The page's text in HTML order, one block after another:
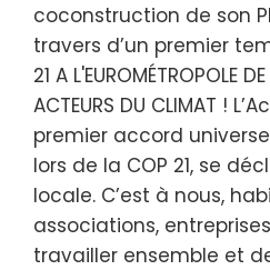
coconstruction de son
travers d’un premier
21 A L'EUROMÉTROPOLE
ACTEURS DU CLIMAT !
premier accord
lors de la COP 21, se
locale. C’est à nous,
associations,
travailler ensemble et